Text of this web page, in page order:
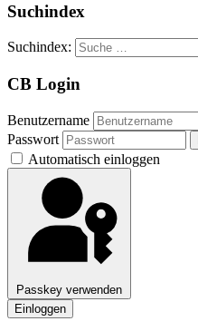
Suchindex
Suchindex:
CB Login
Benutzername
Passwort
Automatisch einloggen
Passkey verwenden
Einloggen